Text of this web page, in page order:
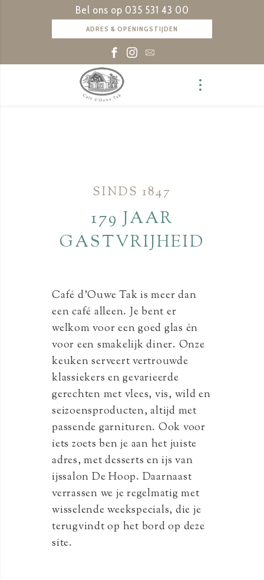
Bel ons op 035 531 43 00
ADRES & OPENINGSTIJDEN
SINDS 1847
179 JAAR
GASTVRIJHEID
Café d’Ouwe Tak is meer dan
een café alleen. Je bent er
welkom voor een goed glas én
voor een smakelijk diner. Onze
keuken serveert vertrouwde
klassiekers en gevarieerde
gerechten met vlees, vis, wild en
seizoensproducten, altijd met
passende garnituren. Ook voor
iets zoets ben je aan het juiste
adres, met desserts en ijs van
ijssalon De Hoop. Daarnaast
verrassen we je regelmatig met
wisselende weekspecials, die je
terugvindt op het bord op deze
site.